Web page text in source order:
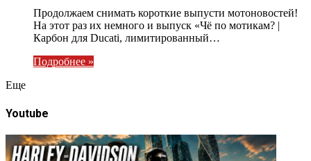
Продолжаем снимать короткие выпусти мотоновостей!
На этот раз их немного и выпуск «Чё по мотикам? |
Карбон для Ducati, лимитированный…
Подробнее »
Eще
Youtube